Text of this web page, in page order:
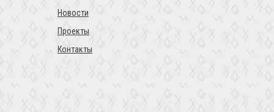
Новости
Проекты
Контакты